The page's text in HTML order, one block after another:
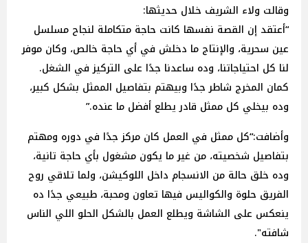
وقالت ولاء الشريف خلال حديثها:
“أعتقد إن القصة نفسها كانت حاجة متكاملة لنجاح مسلسل
عين سحرية، والإنتاج ما دخلش في أي حاجة خالص، وكان موفر
لنا كل احتياجاتنا، وده ساعدنا جدًا على التركيز في الشغل.
كمان المخرج شاطر جدًا وبيهتم بتفاصيل الممثل بشكل كبير،
وده بيخلي كل ممثل قادر يطلع أفضل ما عنده.”
وأضافت:“كل ممثل في العمل كان مركز جدًا في دوره ومهتم
بتفاصيل شخصيته، من غير ما يكون مشغول بأي حاجة تانية،
وده خلق حالة من الانسجام داخل اللوكيشن، ولما تلاقي روح
الفريق حلوة والكواليس فيها تعاون ومحبة، طبيعي جدًا ده
ينعكس على الشاشة ويطلع العمل بالشكل الحلو اللي الناس
شافته".